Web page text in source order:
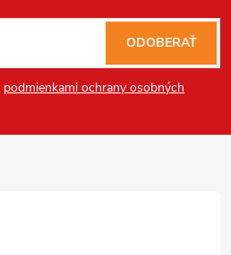
podmienkami ochrany osobných
ODOBERAŤ